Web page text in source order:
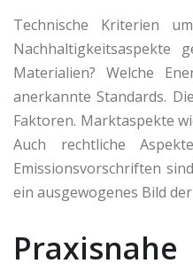
Technische Kriterien
Nachhaltigkeitsaspekte
Materialien? Welche
anerkannte Standards.
Faktoren. Marktaspekte
Auch rechtliche
Emissionsvorschriften
ein ausgewogenes Bild